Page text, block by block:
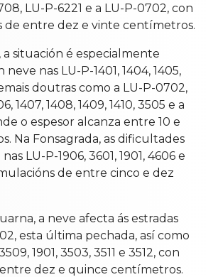
LU-P-6221 e a LU-P-0702, con
de entre dez e vinte centímetros.
a situación é especialmente
nas LU-P-1401, 1404, 1405,
doutras como a LU-P-0702,
1407, 1408, 1409, 1410, 3505 e a
o espesor alcanza entre 10 e
Na Fonsagrada, as dificultades
LU-P-1906, 3601, 1901, 4606 e
de entre cinco e dez
a neve afecta ás estradas
esta última pechada, así como
1901, 3503, 3511 e 3512, con
dez e quince centímetros.